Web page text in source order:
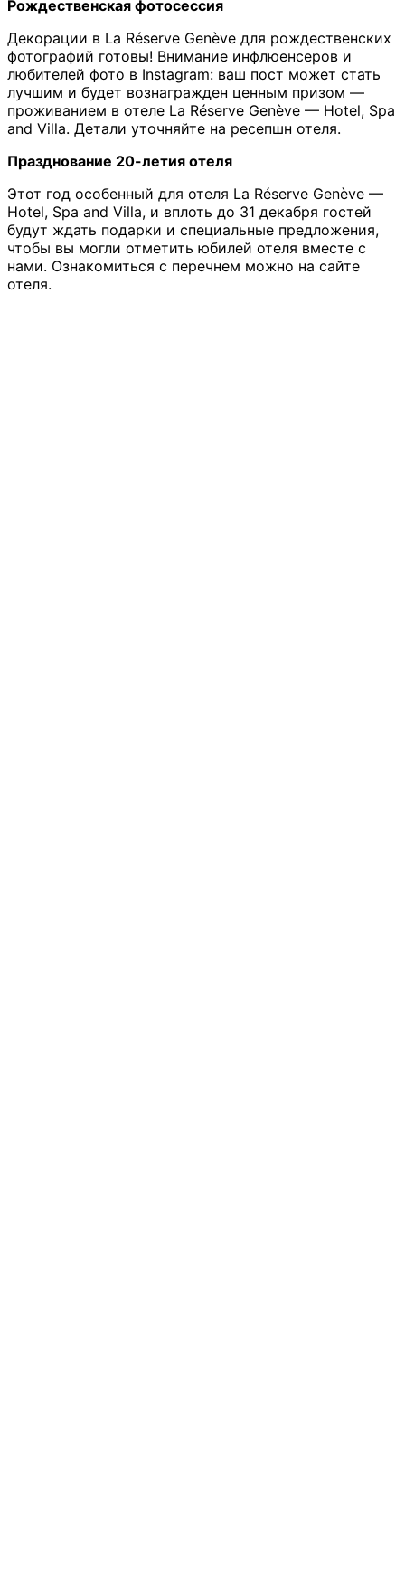
Рождественская фотосессия
Декорации в La Réserve Genève для рождественских
фотографий готовы! Внимание инфлюенсеров и
любителей фото в Instagram: ваш пост может стать
лучшим и будет вознагражден ценным призом —
проживанием в отеле La Réserve Genève — Hotel, Spa
and Villa. Детали уточняйте на ресепшн отеля.
Празднование 20-летия отеля
Этот год особенный для отеля La Réserve Genève —
Hotel, Spa and Villa, и вплоть до 31 декабря гостей
будут ждать подарки и специальные предложения,
чтобы вы могли отметить юбилей отеля вместе с
нами. Ознакомиться с перечнем можно на сайте
отеля.